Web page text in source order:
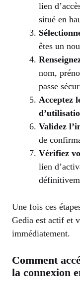
lien
situé en
êtes un
nom,
passe
Acceptez
Validez
de
Vérifiez
lien
Une fois ces
Gedia est actif et
immédiatement.
Comment
la connexion